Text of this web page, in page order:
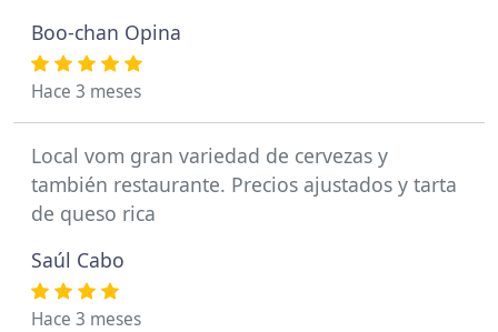
Boo-chan Opina
Hace 3 meses
Local vom gran variedad de cervezas y
también restaurante. Precios ajustados y tarta
de queso rica
Saúl Cabo
Hace 3 meses